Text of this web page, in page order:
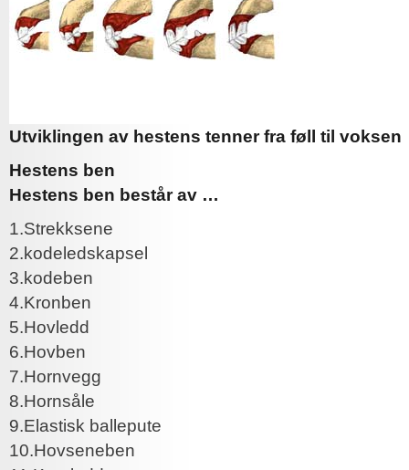
Utviklingen av hestens tenner fra føll til voksen
Hestens ben
Hestens ben består av …
1.Strekksene
2.kodeledskapsel
3.kodeben
4.Kronben
5.Hovledd
6.Hovben
7.Hornvegg
8.Hornsåle
9.Elastisk ballepute
10.Hovseneben